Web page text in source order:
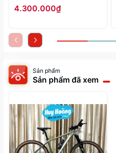
4.300.000₫
Sản phẩm
Sản phẩm đã xem